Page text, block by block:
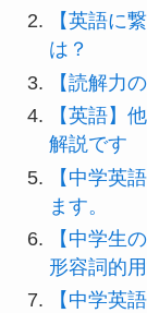
【英語に
は？
【読解力
【英語】
解説です
【中学英
ます。
【中学生
形容詞的
【中学英